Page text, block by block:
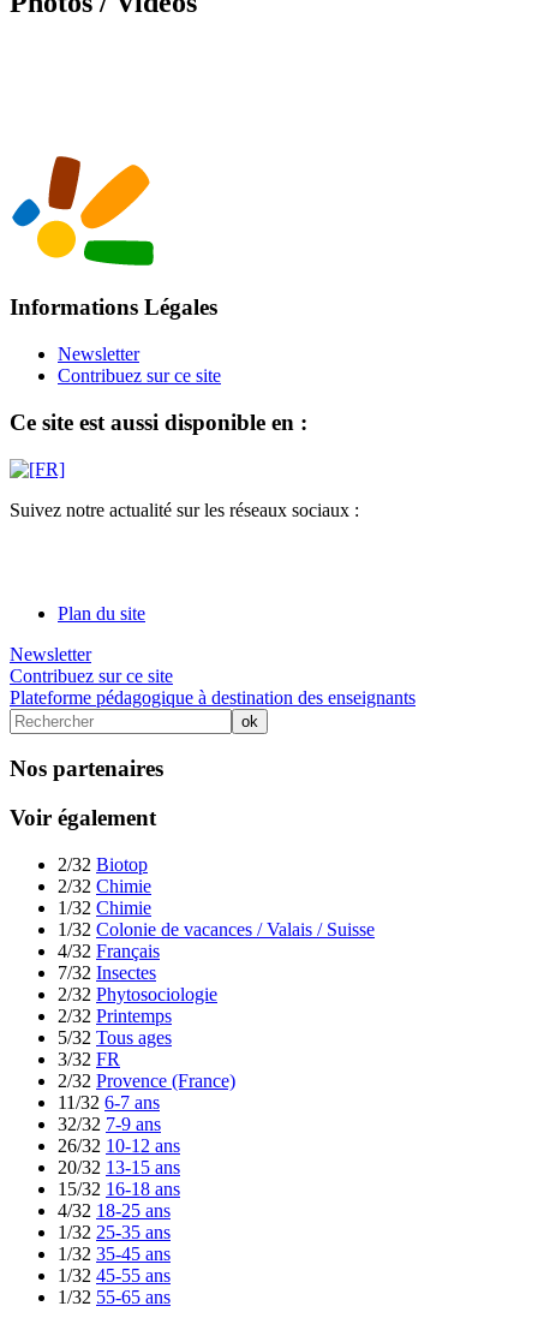
Informations Légales
Newsletter
Contribuez sur ce site
Ce site est aussi disponible en :
Suivez notre actualité sur les réseaux sociaux :
Plan du site
Newsletter
Contribuez sur ce site
Plateforme pédagogique à destination des enseignants
Nos partenaires
Voir également
2/32 Biotop
2/32 Chimie
1/32 Chimie
1/32 Colonie de vacances / Valais / Suisse
4/32 Français
7/32 Insectes
2/32 Phytosociologie
2/32 Printemps
5/32 Tous ages
3/32 FR
2/32 Provence (France)
11/32 6-7 ans
32/32 7-9 ans
26/32 10-12 ans
20/32 13-15 ans
15/32 16-18 ans
4/32 18-25 ans
1/32 25-35 ans
1/32 35-45 ans
1/32 45-55 ans
1/32 55-65 ans